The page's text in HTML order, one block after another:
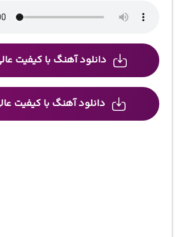
دانلود آهنگ با کیفیت عالی
دانلود آهنگ با کیفیت عالی